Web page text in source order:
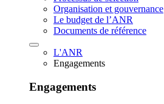
Organisation et gouvernance
Le budget de l’ANR
Documents de référence
L'ANR
Engagements
Engagements